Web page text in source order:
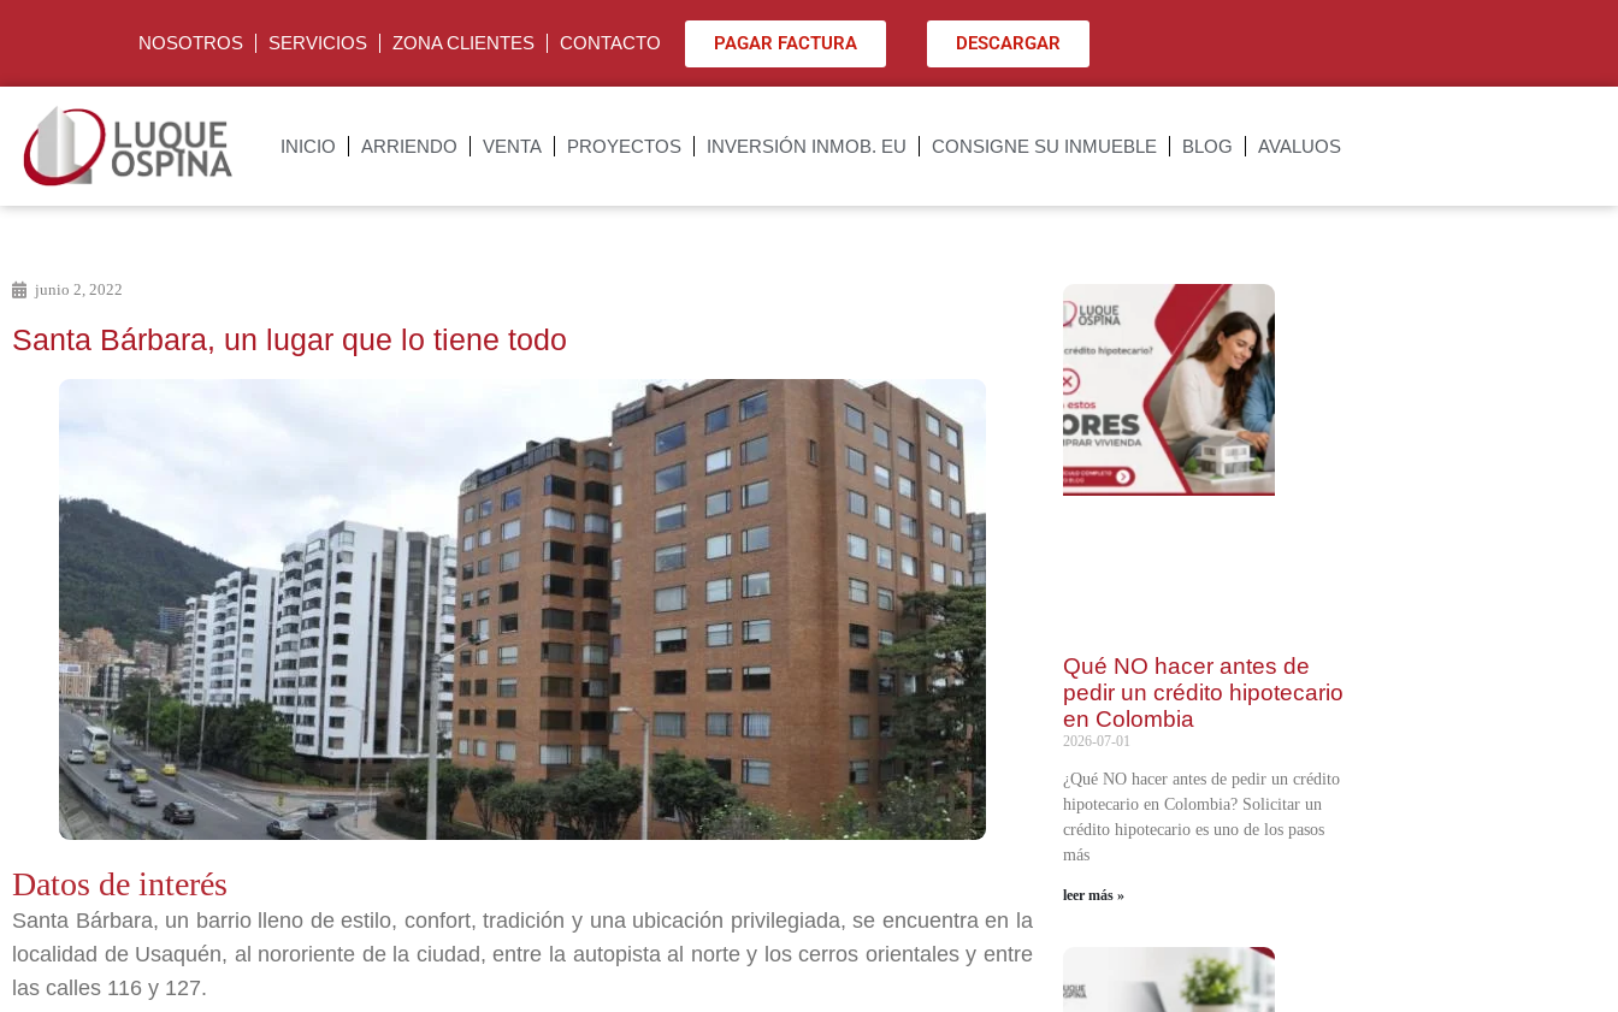
NOSOTROS SERVICIOS ZONA CLIENTES CONTACTO PAGAR FACTURA DESCARGAR
INICIO ARRIENDO VENTA PROYECTOS INVERSIÓN INMOB. EU CONSIGNE SU INMUEBLE BLOG AVALUOS
junio 2, 2022
Santa Bárbara, un lugar que lo tiene todo
Datos de interés
Santa Bárbara, un barrio lleno de estilo, confort, tradición y una ubicación privilegiada, se encuentra en la
localidad de Usaquén, al nororiente de la ciudad, entre la autopista al norte y los cerros orientales y entre
las calles 116 y 127.
Qué NO hacer antes de
pedir un crédito hipotecario
en Colombia
2026-07-01
¿Qué NO hacer antes de pedir un crédito
hipotecario en Colombia? Solicitar un
crédito hipotecario es uno de los pasos
más
leer más »